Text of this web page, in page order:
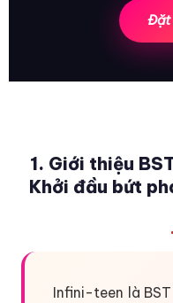
Đặt
1. Giới thiệu
Khởi đầu bứt
Infini-teen là